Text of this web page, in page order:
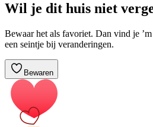
Wil je dit huis niet
Bewaar het als favoriet. Dan vind je
een seintje bij veranderingen.
Bewaren